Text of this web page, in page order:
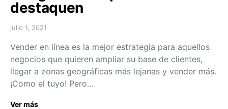
destaquen
julio 1, 2021
Vender en línea es la mejor estrategia para aquellos
negocios que quieren ampliar su base de clientes,
llegar a zonas geográficas más lejanas y vender más.
¡Como el tuyo! Pero…
Ver más